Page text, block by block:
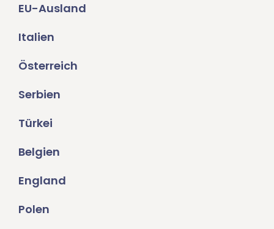
EU-Ausland
Italien
Österreich
Serbien
Türkei
Belgien
England
Polen